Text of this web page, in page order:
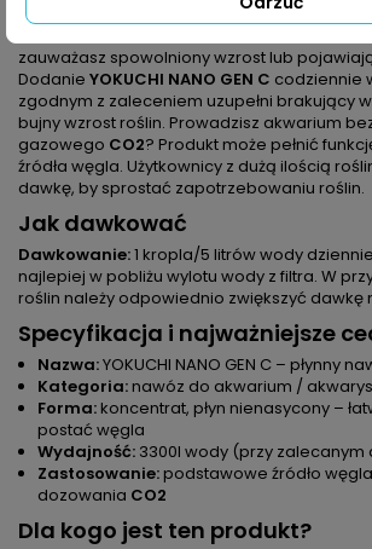
zauważasz spowolniony wzrost lub
Dodanie YOKUCHI NANO GEN C codziennie
zgodnym z zaleceniem uzupełni brakujący
bujny wzrost roślin. Prowadzisz akwarium
gazowego CO2? Produkt może pełnić
źródła węgla. Użytkownicy z dużą ilością
dawkę, by sprostać zapotrzebowaniu roślin.
Jak dawkować
Dawkowanie:1 kropla/5 litrów wody
najlepiej w pobliżu wylotu wody z filtra. W
roślin należy odpowiednio zwiększyć dawkę
Specyfikacja i najważniejsze
Nazwa:YOKUCHI NANO GEN C – płynny
Kategoria:nawóz do akwarium /
Forma:koncentrat, płyn nienasycony –
postać węgla
Wydajność: 3300l wody (przy
Zastosowanie:podstawowe źródło
dozowania CO2
Dla kogo jest ten produkt?